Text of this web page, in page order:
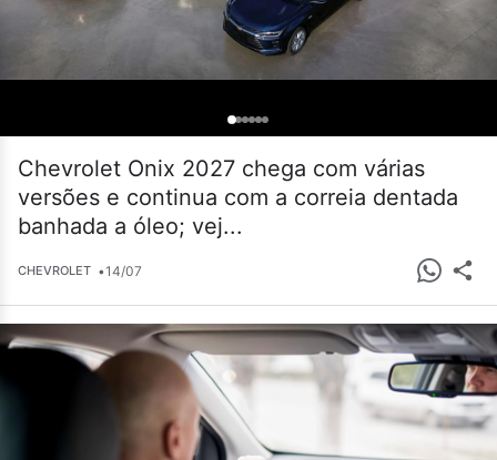
Chevrolet Onix 2027 chega com várias
versões e continua com a correia dentada
banhada a óleo; vej...
CHEVROLET •14/07